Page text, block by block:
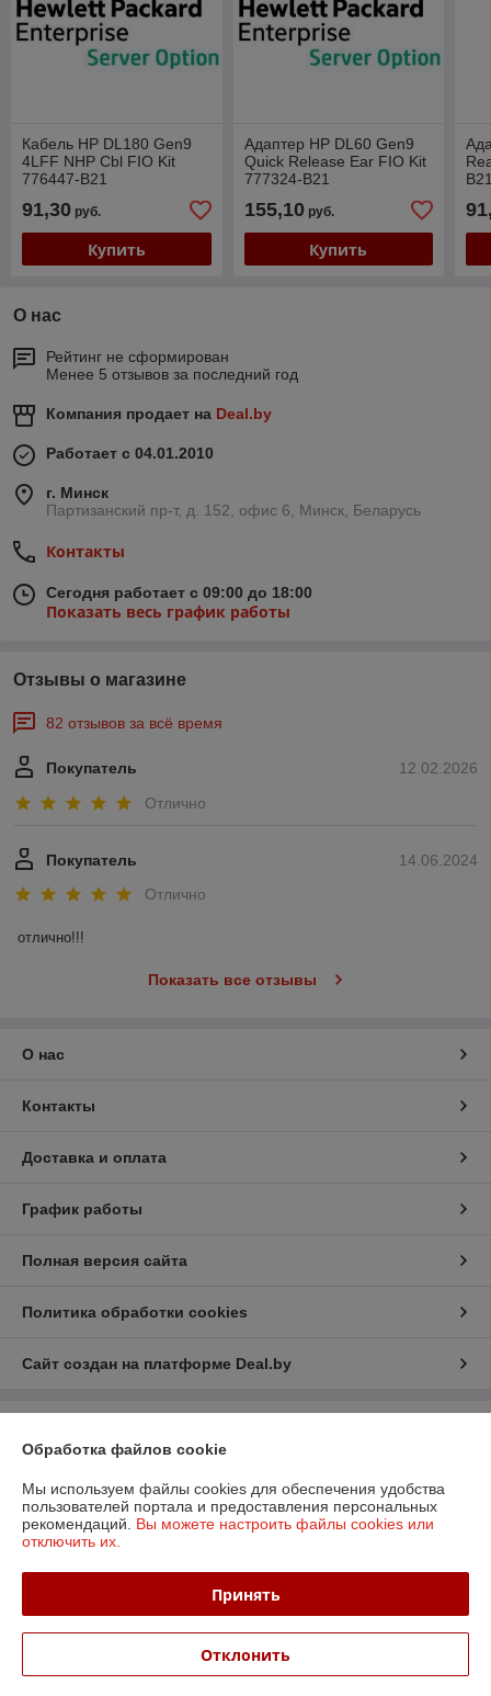
Кабель HP DL180 Gen9
4LFF NHP Cbl FIO Kit
776447-B21
91,30 руб.
Купить
Адаптер HP DL60 Gen9
Quick Release Ear FIO Kit
777324-B21
155,10руб.
Купить
О нас
Рейтинг не сформирован
Менее 5 отзывов за последний год
Компания продает на Deal.by
Работает с 04.01.2010
г. Минск
Партизанский пр-т, д. 152, офис 6, Минск, Беларусь
Контакты
Сегодня работает с 09:00 до 18:00
Показать весь график работы
Отзывы о магазине
82 отзывов за всё время
12.02.2026
Покупатель
Отлично
14.06.2024
Покупатель
Отлично
отлично!!!
Показать все отзывы
О нас
Контакты
Доставка и оплата
График работы
Полная версия сайта
Политика обработки cookies
Сайт создан на платформе Deal.by
г. Минск пр. Партизанский, 152-1а
Регистрационный номер ЕГР: 190706808
Регистрационный орган: Администрация Заводского района
Местонахождение книги жалоб и предложений: Партизанский пр-т, д.
152, офис 6
Обработка файлов cookie
Мы используем файлы cookies для обеспечения удобства
пользователей портала и предоставления персональных
рекомендаций. Вы можете настроить файлы cookies или
отключить их.
Принять
Отклонить